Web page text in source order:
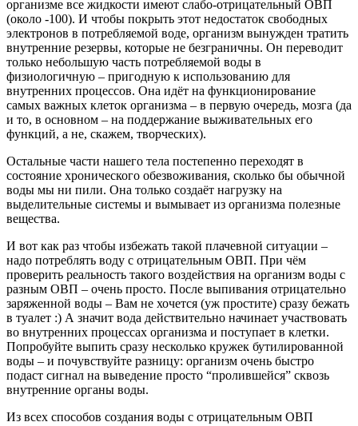
организме все жидкости имеют слабо-отрицательный ОВП
(около -100). И чтобы покрыть этот недостаток свободных
электронов в потребляемой воде, организм вынужден тратить
внутренние резервы, которые не безграничны. Он переводит
только небольшую часть потребляемой воды в
физиологичную – пригодную к использованию для
внутренних процессов. Она идёт на функционирование
самых важных клеток организма – в первую очередь, мозга (да
и то, в основном – на поддержание выживательных его
функций, а не, скажем, творческих).
Остальные части нашего тела постепенно переходят в
состояние хронического обезвоживания, сколько бы обычной
воды мы ни пили. Она только создаёт нагрузку на
выделительные системы и вымывает из организма полезные
вещества.
И вот как раз чтобы избежать такой плачевной ситуации –
надо потреблять воду с отрицательным ОВП. При чём
проверить реальность такого воздействия на организм воды с
разным ОВП – очень просто. После выпивания отрицательно
заряженной воды – Вам не хочется (уж простите) сразу бежать
в туалет :) А значит вода действительно начинает участвовать
во внутренних процессах организма и поступает в клетки.
Попробуйте выпить сразу несколько кружек бутилированной
воды – и почувствуйте разницу: организм очень быстро
подаст сигнал на выведение просто “пролившейся” сквозь
внутренние органы воды.
Из всех способов создания воды с отрицательным ОВП